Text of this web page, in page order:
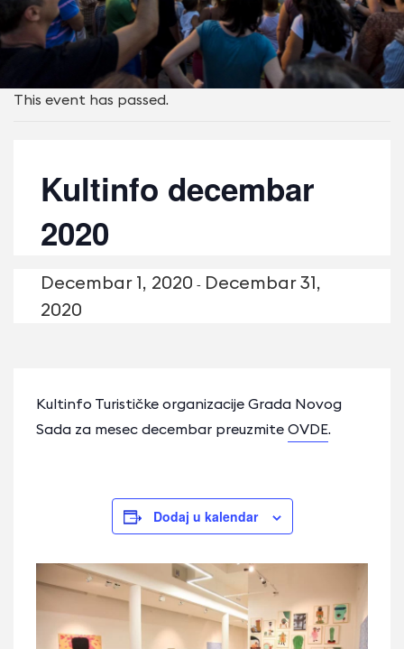
This event has passed.
Kultinfo decembar
2020
Decembar 1, 2020 - Decembar 31,
2020
Kultinfo Turističke organizacije Grada Novog
Sada za mesec decembar preuzmite OVDE.
Dodaj u kalendar